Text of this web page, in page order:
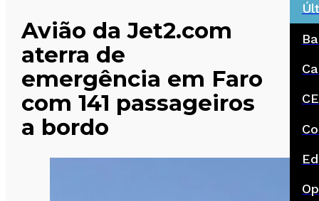
Avião da Jet2.com
aterra de
emergência em Faro
com 141 passageiros
a bordo